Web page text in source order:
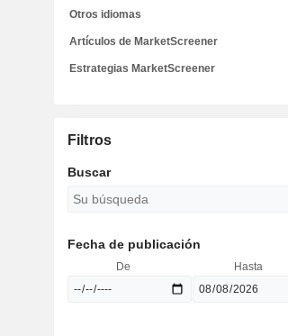
Otros idiomas
Artículos de MarketScreener
Estrategias MarketScreener
Filtros
Buscar
Fecha de publicación
De Hasta